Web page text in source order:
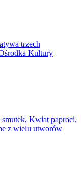
trzech
Kultury
smutek, Kwiat paproci,
z wielu utworów